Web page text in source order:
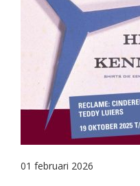
01 februari 2026